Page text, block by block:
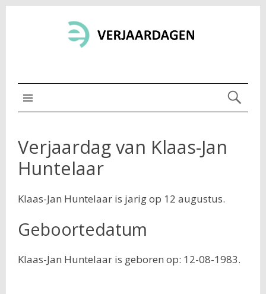
Verjaardag van Klaas-Jan
Huntelaar
Klaas-Jan Huntelaar is jarig op 12 augustus.
Geboortedatum
Klaas-Jan Huntelaar is geboren op: 12-08-1983.